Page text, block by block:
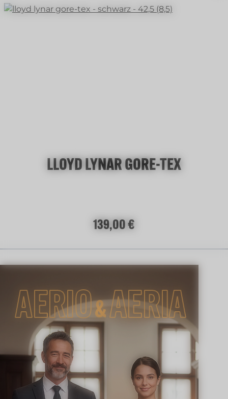
LLOYD LYNAR GORE-TEX
Regulärer Preis:
139,00 €